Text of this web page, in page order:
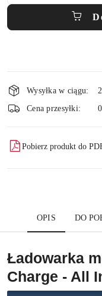
i
dostawa
Wysyłka w ciągu:
Cena przesyłki:
0
Pobierz produkt do
OPIS DO
Ładowarka
Charge - All